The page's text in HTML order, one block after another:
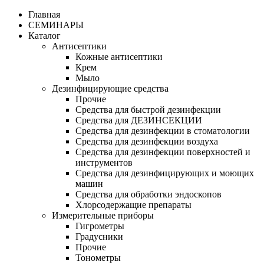
Главная
СЕМИНАРЫ
Каталог
Антисептики
Кожные антисептики
Крем
Мыло
Дезинфицирующие средства
Прочие
Средства для быстрой дезинфекции
Средства для ДЕЗИНСЕКЦИИ
Средства для дезинфекции в стоматологии
Средства для дезинфекции воздуха
Средства для дезинфекции поверхностей и
инструментов
Средства для дезинфицирующих и моющих
машин
Средства для обработки эндоскопов
Хлорсодержащие препараты
Измерительные приборы
Гигрометры
Градусники
Прочие
Тонометры